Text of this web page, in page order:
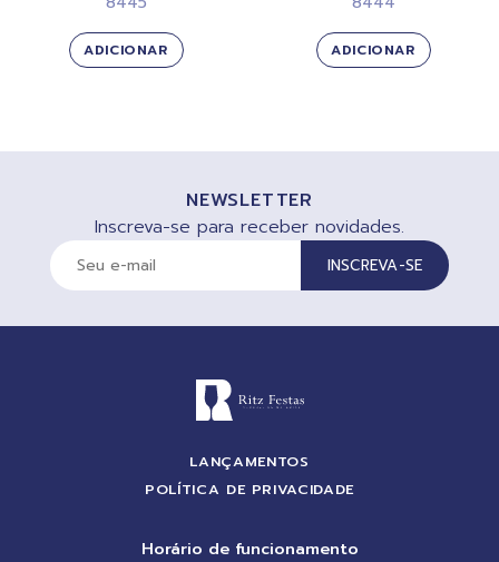
ADICIONAR ADICIONAR
NEWSLETTER
Inscreva-se para receber novidades.
INSCREVA-SE
LANÇAMENTOS
POLÍTICA DE PRIVACIDADE
Horário de funcionamento